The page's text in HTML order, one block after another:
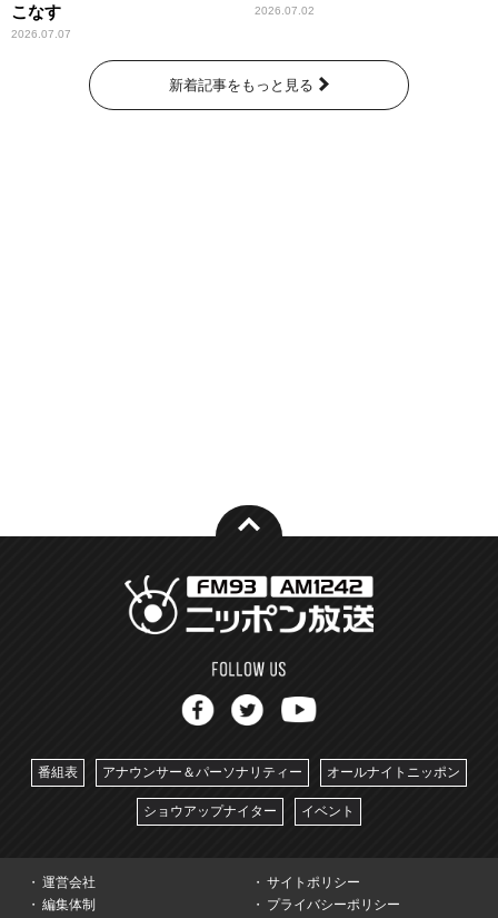
こなす
2026.07.07
2026.07.02
新着記事をもっと見る
番組表 アナウンサー＆パーソナリティー オールナイトニッポン
ショウアップナイター イベント
運営会社
サイトポリシー
編集体制
プライバシーポリシー